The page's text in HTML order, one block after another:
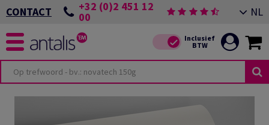
CONTACT +32 (0)2 451 12
00 NL